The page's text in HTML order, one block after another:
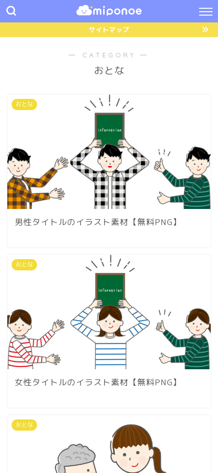
サイトマップ
― CATEGORY ―
おとな
おとな
男性タイトルのイラスト素材【無料PNG】
おとな
女性タイトルのイラスト素材【無料PNG】
おとな